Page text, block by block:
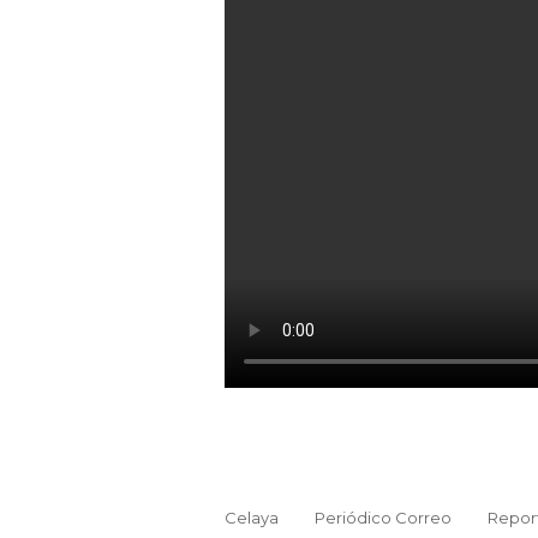
Celaya Periódico Correo